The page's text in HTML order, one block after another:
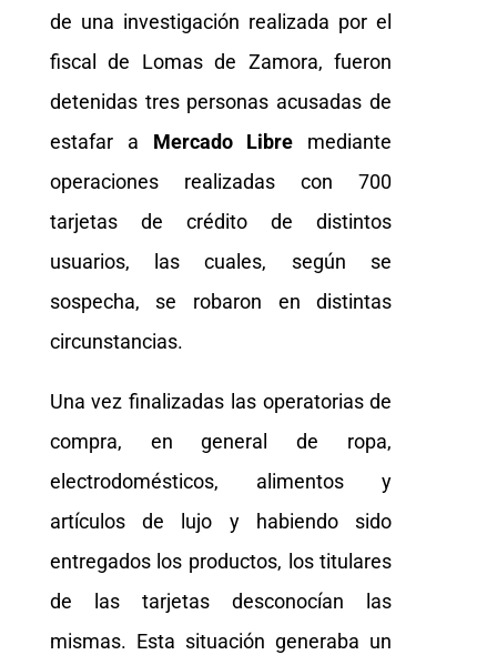
de una investigación realizada por el
fiscal de Lomas de Zamora, fueron
detenidas tres personas acusadas de
estafar a Mercado Libre mediante
operaciones realizadas con 700
tarjetas de crédito de distintos
usuarios, las cuales, según se
sospecha, se robaron en distintas
circunstancias.
Una vez finalizadas las operatorias de
compra, en general de ropa,
electrodomésticos, alimentos y
artículos de lujo y habiendo sido
entregados los productos, los titulares
de las tarjetas desconocían las
mismas. Esta situación generaba un